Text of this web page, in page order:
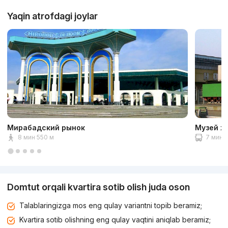
Yaqin atrofdagi joylar
Мирабадский рынок
8 мин 550 м
Музей
7 мин
Domtut orqali kvartira sotib olish juda oson
Talablaringizga mos eng qulay variantni topib beramiz;
Kvartira sotib olishning eng qulay vaqtini aniqlab beramiz;